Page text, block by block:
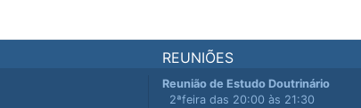
REUNIÕES
Reunião de Estudo Doutrinário
2ªfeira das 20:00 às 21:30